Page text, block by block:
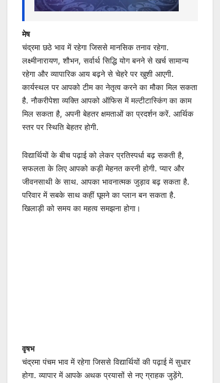
मेष
चंद्रमा छठे भाव में रहेगा जिससे मानसिक तनाव रहेगा.
लक्ष्मीनारायण, शौभन, सर्वार्थ सिद्धि योग बनने से खर्च सामान्य
रहेगा और व्यापारिक आय बढ़ने से चेहरे पर खुशी आएगी.
कार्यस्थल पर आपको टीम का नेतृत्व करने का मौका मिल सकता
है. नौकरीपेशा व्यक्ति आपको ऑफिस में मल्टीटास्किंग का काम
मिल सकता है, अपनी बेहतर क्षमताओं का प्रदर्शन करें. आर्थिक
स्तर पर स्थिति बेहतर होगी.
विद्यार्थियों के बीच पढ़ाई को लेकर प्रतिस्पर्धा बढ़ सकती है,
सफलता के लिए आपको कड़ी मेहनत करनी होगी. प्यार और
जीवनसाथी के साथ. आपका भावनात्मक जुड़ाव बढ़ सकता है.
परिवार में सबके साथ कहीं घूमने का प्लान बन सकता है.
खिलाड़ी को समय का महत्व समझना होगा।
वृषभ
चंद्रमा पंचम भाव में रहेगा जिससे विद्यार्थियों की पढ़ाई में सुधार
होगा. व्यापार में आपके अथक प्रयासों से नए ग्राहक जुड़ेंगे.